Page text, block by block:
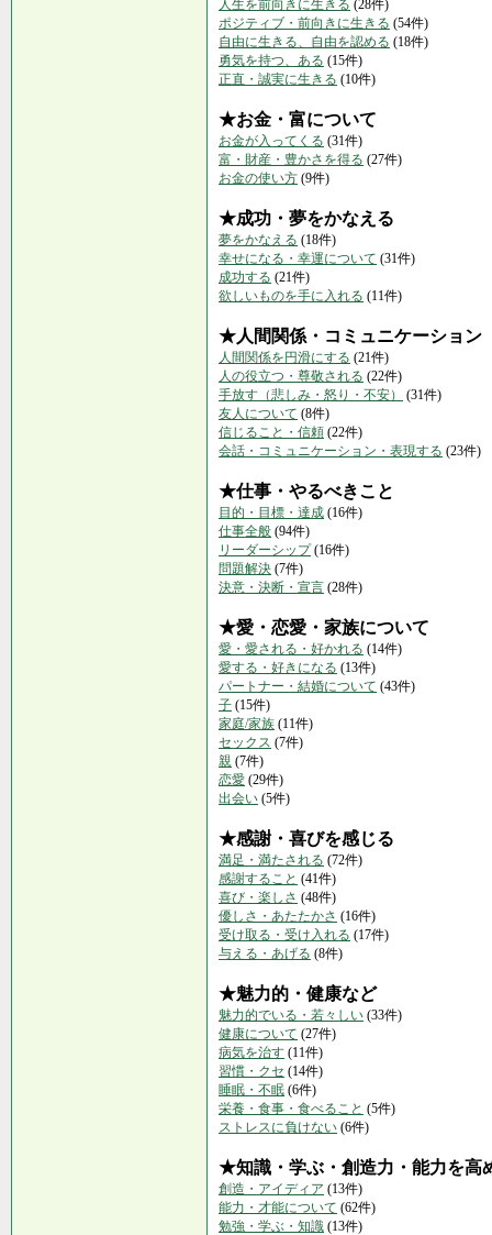
人生を前向きに生きる (28件)
ポジティブ・前向きに生きる (54件)
自由に生きる、自由を認める (18件)
勇気を持つ、ある (15件)
正直・誠実に生きる (10件)
★お金・富について
お金が入ってくる (31件)
富・財産・豊かさを得る (27件)
お金の使い方 (9件)
★成功・夢をかなえる
夢をかなえる (18件)
幸せになる・幸運について (31件)
成功する (21件)
欲しいものを手に入れる (11件)
★人間関係・コミュニケーション
人間関係を円滑にする (21件)
人の役立つ・尊敬される (22件)
手放す（悲しみ・怒り・不安）
(31件)
友人について (8件)
信じること・信頼 (22件)
会話・コミュニケーション・表現する (23件)
★仕事・やるべきこと
目的・目標・達成 (16件)
仕事全般 (94件)
リーダーシップ(16件)
問題解決 (7件)
決意・決断・宣言 (28件)
★愛・恋愛・家族について
愛・愛される・好かれる (14件)
愛する・好きになる (13件)
パートナー・結婚について (43件)
子 (15件)
家庭/家族 (11件)
セックス (7件)
親 (7件)
恋愛 (29件)
出会い (5件)
★感謝・喜びを感じる
満足・満たされる (72件)
感謝すること (41件)
喜び・楽しさ (48件)
優しさ・あたたかさ (16件)
受け取る・受け入れる (17件)
与える・あげる (8件)
★魅力的・健康など
魅力的でいる・若々しい (33件)
健康について (27件)
病気を治す (11件)
習慣・クセ (14件)
睡眠・不眠 (6件)
栄養・食事・食べること (5件)
ストレスに負けない (6件)
★知識・学ぶ・創造力・能力を高
創造・アイディア (13件)
能力・才能について (62件)
勉強・学ぶ・知識 (13件)